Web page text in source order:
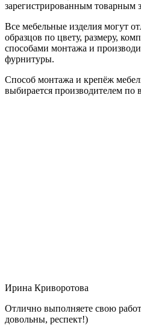
зарегистрированным товарным
Все мебельные изделия могут
образцов по цвету, размеру,
способами монтажа и
фурнитуры.
Способ монтажа и крепёж
выбирается производителем по
Ирина Криворотова
Отлично выполняете свою
довольны, респект!)